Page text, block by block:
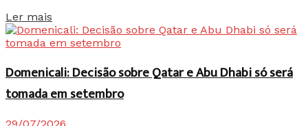
Ler mais
Domenicali: Decisão sobre Qatar e Abu Dhabi só será
tomada em setembro